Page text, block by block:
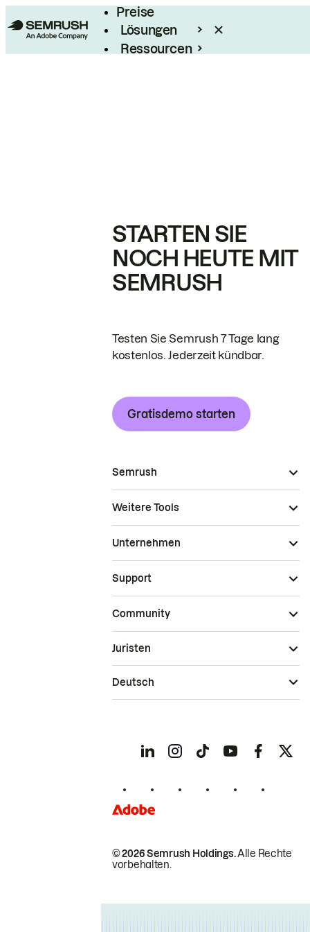
Preise
Lösungen
Ressourcen
STARTEN SIE
NOCH HEUTE MIT
SEMRUSH
Testen Sie Semrush 7 Tage lang
kostenlos. Jederzeit kündbar.
Gratisdemo starten
Semrush
Weitere Tools
Unternehmen
Support
Community
© 2026 Semrush Holdings.Alle Rechte
vorbehalten.
Juristen
Deutsch